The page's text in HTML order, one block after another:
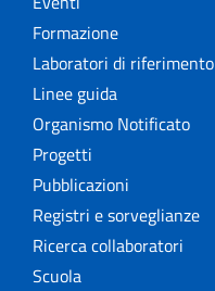
Formazione
Laboratori di riferimento
Linee guida
Organismo Notificato
Progetti
Pubblicazioni
Registri e sorveglianze
Ricerca collaboratori
Scuola